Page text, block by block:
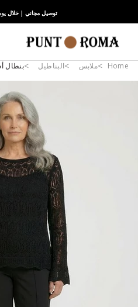
توصيل مجاني | خلال
Home ملابس البناطيل بنطال